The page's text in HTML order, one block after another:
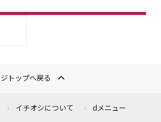
トップへ戻る
イチオシについて dメニュー